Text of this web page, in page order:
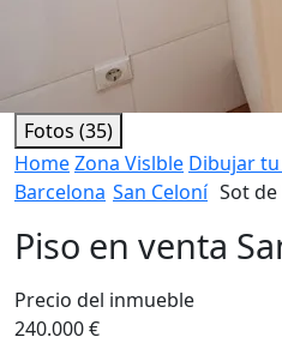
Fotos (35)
HomeZona Vislble Dibujar
Barcelona San Celoní Sot
Piso en venta
Precio del inmueble
240.000 €